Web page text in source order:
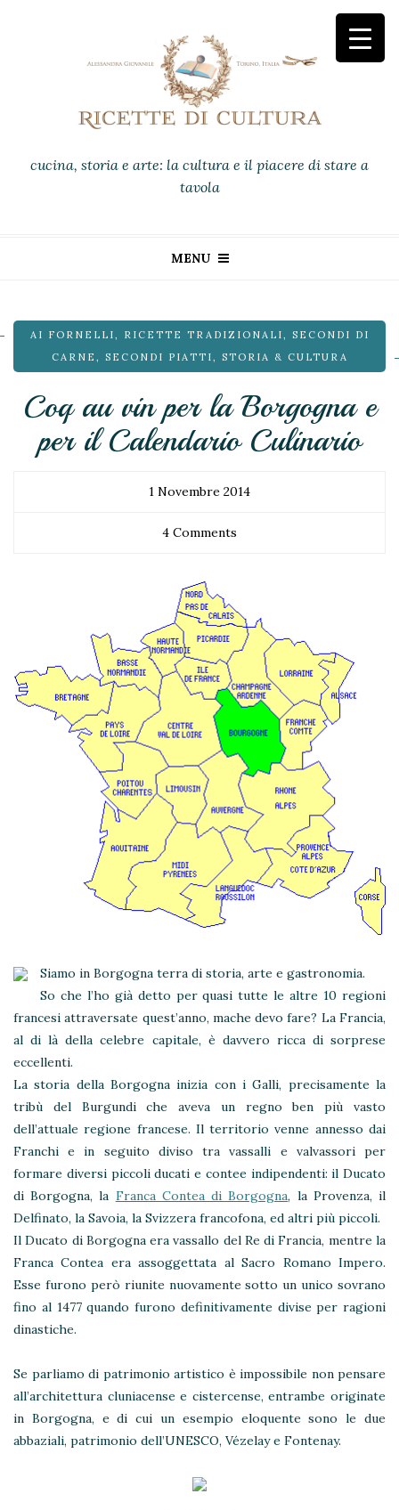
cucina, storia e arte: la cultura e il piacere di stare a
tavola
MENU
AI FORNELLI , RICETTE TRADIZIONALI , SECONDI DI
CARNE , SECONDI PIATTI , STORIA & CULTURA
Coq au vin per la Borgogna e
per il Calendario Culinario
1 Novembre 2014
4 Comments
Siamo in Borgogna terra di storia, arte e gastronomia.
So che l’ho già detto per quasi tutte le altre 10 regioni
francesi attraversate quest’anno, mache devo fare? La Francia,
al di là della celebre capitale, è davvero ricca di sorprese
eccellenti.
La storia della Borgogna inizia con i Galli, precisamente la
tribù del Burgundi che aveva un regno ben più vasto
dell’attuale regione francese. Il territorio venne annesso dai
Franchi e in seguito diviso tra vassalli e valvassori per
formare diversi piccoli ducati e contee indipendenti: il Ducato
di Borgogna, la Franca Contea di Borgogna, la Provenza, il
Delfinato, la Savoia, la Svizzera francofona, ed altri più piccoli.
Il Ducato di Borgogna era vassallo del Re di Francia, mentre la
Franca Contea era assoggettata al Sacro Romano Impero.
Esse furono però riunite nuovamente sotto un unico sovrano
fino al 1477 quando furono definitivamente divise per ragioni
dinastiche.
Se parliamo di patrimonio artistico è impossibile non pensare
all’architettura cluniacense e cistercense, entrambe originate
in Borgogna, e di cui un esempio eloquente sono le due
abbaziali, patrimonio dell’UNESCO, Vézelay e Fontenay.